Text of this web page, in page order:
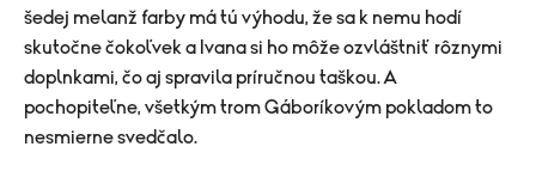
šedej melanž farby má tú výhodu, že sa k nemu hodí
skutočne čokoľvek a Ivana si ho môže ozvláštniť rôznymi
doplnkami, čo aj spravila príručnou taškou. A
pochopiteľne, všetkým trom Gáboríkovým pokladom to
nesmierne svedčalo.